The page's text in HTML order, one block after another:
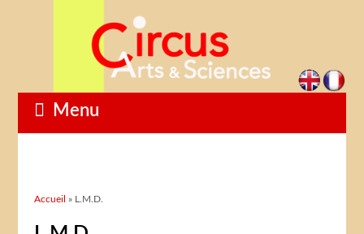
Menu
Vous êtes ici
Accueil » L.M.D.